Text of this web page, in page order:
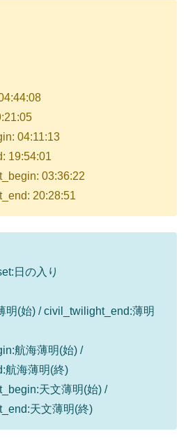
04:11:13
19:54:01
03:36:22
20:28:51
日の入り
明(始) / civil_twilight_end:薄明
航海薄明(始) /
航海薄明(終)
天文薄明(始) /
天文薄明(終)